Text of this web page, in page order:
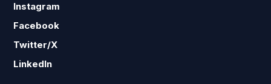
Instagram
Facebook
Twitter/X
LinkedIn